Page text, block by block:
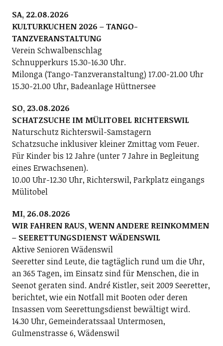
SA, 22.08.2026
KULTURKUCHEN 2026 – TANGO-
TANZVERANSTALTUNG
Verein Schwalbenschlag
Schnupperkurs 15.30-16.30 Uhr.
Milonga (Tango-Tanzveranstaltung) 17.00-21.00 Uhr
15.30-21.00 Uhr, Badeanlage Hüttnersee
SO, 23.08.2026
SCHATZSUCHE IM MÜLITOBEL RICHTERSWIL
Naturschutz Richterswil-Samstagern
Schatzsuche inklusiver kleiner Zmittag vom Feuer.
Für Kinder bis 12 Jahre (unter 7 Jahre in Begleitung
eines Erwachsenen).
10.00 Uhr-12.30 Uhr, Richterswil, Parkplatz eingangs
Mülitobel
MI, 26.08.2026
WIR FAHREN RAUS, WENN ANDERE REINKOMMEN
– SEERETTUNGSDIENST WÄDENSWIL
Aktive Senioren Wädenswil
Seeretter sind Leute, die tagtäglich rund um die Uhr,
an 365 Tagen, im Einsatz sind für Menschen, die in
Seenot geraten sind. André Kistler, seit 2009 Seeretter,
berichtet, wie ein Notfall mit Booten oder deren
Insassen vom Seerettungsdienst bewältigt wird.
14.30 Uhr, Gemeinderatssaal Untermosen,
Gulmenstrasse 6, Wädenswil